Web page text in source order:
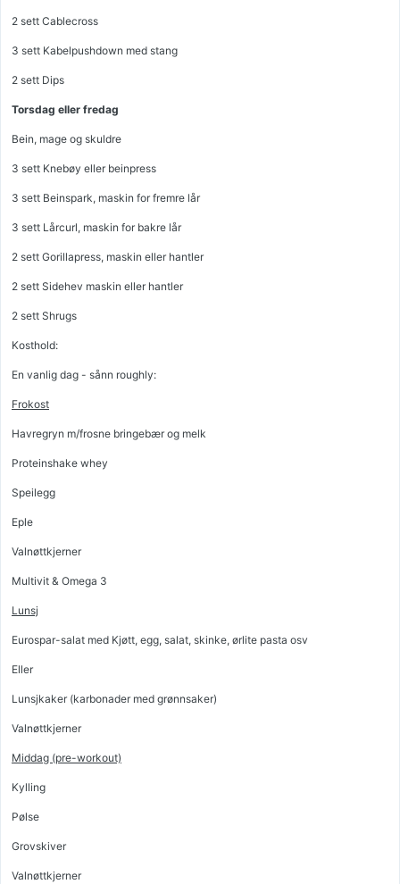
2 sett Cablecross
3 sett Kabelpushdown med stang
2 sett Dips
Torsdag eller fredag
Bein, mage og skuldre
3 sett Knebøy eller beinpress
3 sett Beinspark, maskin for fremre lår
3 sett Lårcurl, maskin for bakre lår
2 sett Gorillapress, maskin eller hantler
2 sett Sidehev maskin eller hantler
2 sett Shrugs
Kosthold:
En vanlig dag - sånn roughly:
Frokost
Havregryn m/frosne bringebær og melk
Proteinshake whey
Speilegg
Eple
Valnøttkjerner
Multivit & Omega 3
Lunsj
Eurospar-salat med Kjøtt, egg, salat, skinke, ørlite pasta osv
Eller
Lunsjkaker (karbonader med grønnsaker)
Valnøttkjerner
Middag (pre-workout)
Kylling
Pølse
Grovskiver
Valnøttkjerner